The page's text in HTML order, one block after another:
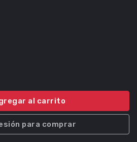
al carrito
para comprar